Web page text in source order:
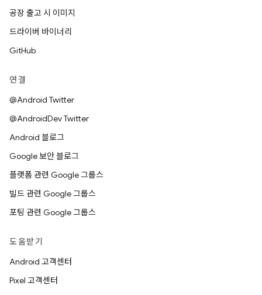
공장 출고 시 이미지
드라이버 바이너리
GitHub
연결
@Android Twitter
@AndroidDev Twitter
Android 블로그
Google 보안 블로그
플랫폼 관련 Google 그룹스
빌드 관련 Google 그룹스
포팅 관련 Google 그룹스
도움받기
Android 고객센터
Pixel 고객센터